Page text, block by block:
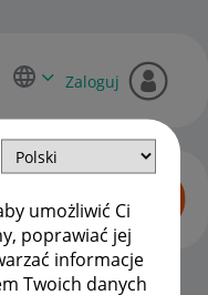
umożliwić Ci
poprawiać jej
informacje
Twoich danych
Zaloguj
OPCJE